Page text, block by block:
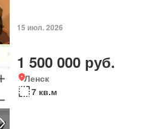
15 июл. 2026
1 500 000 руб.
Ленск
7 кв.м